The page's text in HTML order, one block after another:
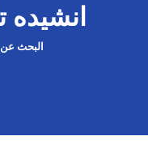
انشيده
البحث عن